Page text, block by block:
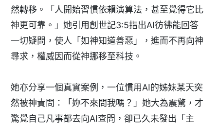
然轉移。「人開始習慣依賴演算法，甚至覺得它比
神更可靠。」她引用創世記3:5指出AI彷彿能回答
一切疑問，使人「如神知道善惡」，進而不再向神
尋求，權威因而從神挪移至科技。
她亦分享一個真實案例，一位慣用AI的姊妹某天突
然被神責問：「妳不來問我嗎？」她大為震驚，才
驚覺自己凡事都去向AI查問，卻已久未發出「主